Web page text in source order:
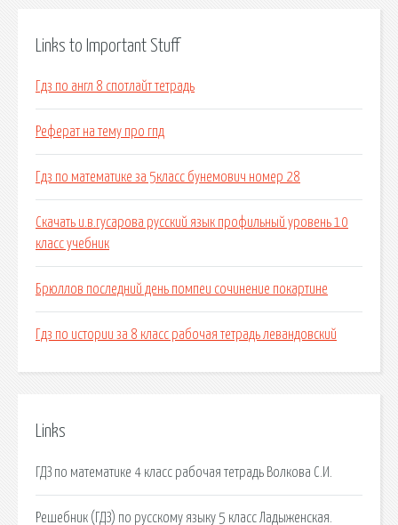
Links to Important Stuff
Гдз по англ 8 спотлайт тетрадь
Реферат на тему про гпд
Гдз по математике за 5класс бунемович номер 28
Скачать и.в.гусарова русский язык профильный уровень 10
класс учебник
Брюллов последний день помпеи сочинение покартине
Гдз по истории за 8 класс рабочая тетрадь левандовский
Links
ГДЗ по математике 4 класс рабочая тетрадь Волкова С.И.
Решебник (ГДЗ) по русскому языку 5 класс Ладыженская.